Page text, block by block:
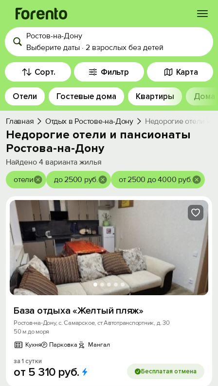
Войти
Избранное
История просмотра
Добавить свой объект
Ростов-на-Дону
Выберите даты · 2 взрослых без детей
Сорт. Фильтр Карта
Отели Гостевые дома Квартиры Дома
Главная Отдых в Ростове-на-Дону Недорогие отели и
Недорогие отели и пансионаты
Ростова-на-Дону
Найдено 4 варианта жилья
отели
до 2500 руб. от 2500 до 4000 руб.
База отдыха «Желтый пляж»
Ростов-на-Дону, с. Самарское, ст Автотранспортник, д. 30
50 м до моря
Кухня
Парковка Мангал
за 1 сутки
от 5 310 руб. Бесплатая отмена